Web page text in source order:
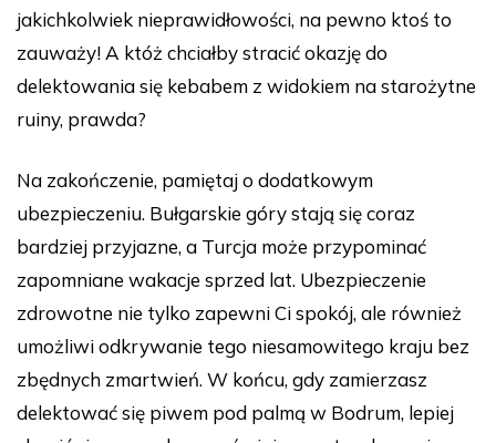
jakichkolwiek nieprawidłowości, na pewno ktoś to
zauważy! A któż chciałby stracić okazję do
delektowania się kebabem z widokiem na starożytne
ruiny, prawda?
Na zakończenie, pamiętaj o dodatkowym
ubezpieczeniu. Bułgarskie góry stają się coraz
bardziej przyjazne, a Turcja może przypominać
zapomniane wakacje sprzed lat. Ubezpieczenie
zdrowotne nie tylko zapewni Ci spokój, ale również
umożliwi odkrywanie tego niesamowitego kraju bez
zbędnych zmartwień. W końcu, gdy zamierzasz
delektować się piwem pod palmą w Bodrum, lepiej